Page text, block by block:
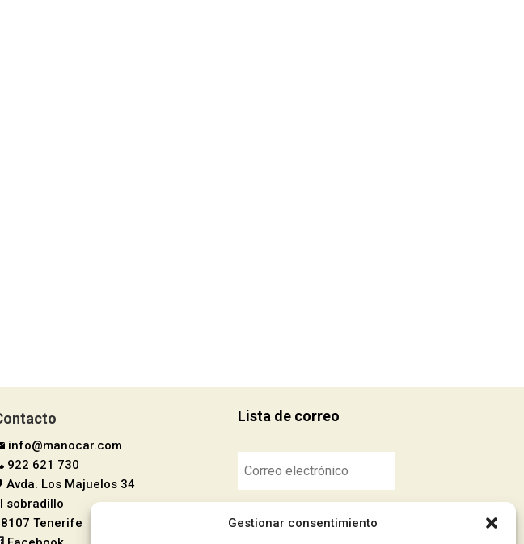
Gestionar consentimiento
info@manocar.com
922 621 730
Avda. Los Majuelos 34
sobradillo
Tenerife
Lista de correo
Suscribirse